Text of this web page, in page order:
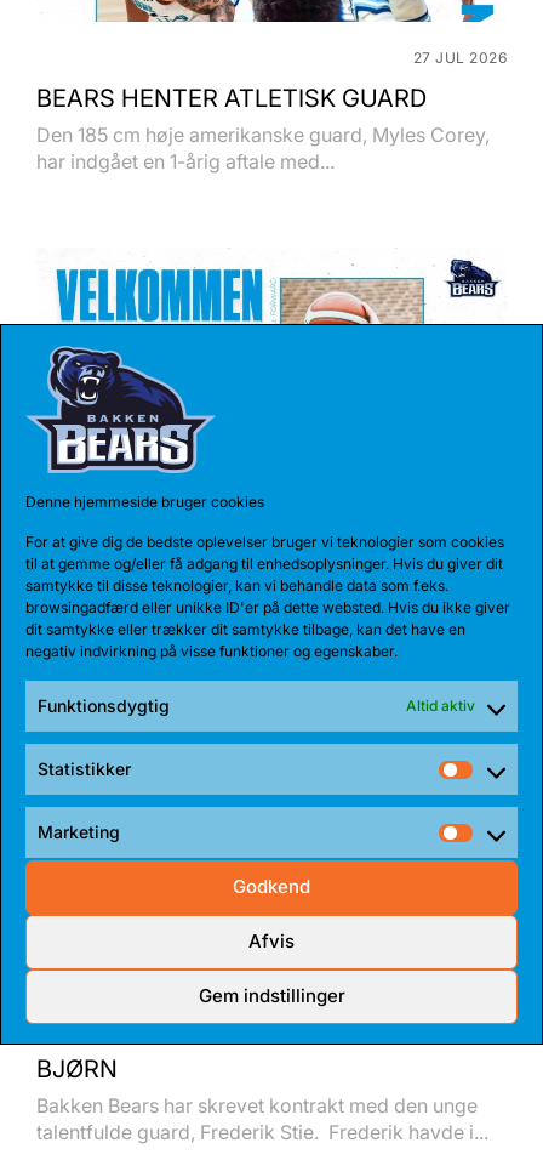
Denne hjemmeside bruger cookies
For at give dig de bedste oplevelser bruger vi teknologier som cookies
til at gemme og/eller få adgang til enhedsoplysninger. Hvis du giver dit
samtykke til disse teknologier, kan vi behandle data som f.eks.
browsingadfærd eller unikke ID'er på dette websted. Hvis du ikke giver
dit samtykke eller trækker dit samtykke tilbage, kan det have en
negativ indvirkning på visse funktioner og egenskaber.
Funktionsdygtig Altid aktiv
Statistikker
Marketing
Godkend
Afvis
Gem indstillinger
27 JUL 2026
BEARS HENTER ATLETISK GUARD
Den 185 cm høje amerikanske guard, Myles Corey,
har indgået en 1-årig aftale med...
TALENT BLIVER FULDTIDSBJØRN
Anton Katholm har skrevet under med Bakken Bears
for endnu en sæson. Sidste sæson havde...
BJØRN
Bakken Bears har skrevet kontrakt med den unge
talentfulde guard, Frederik Stie. Frederik havde i...